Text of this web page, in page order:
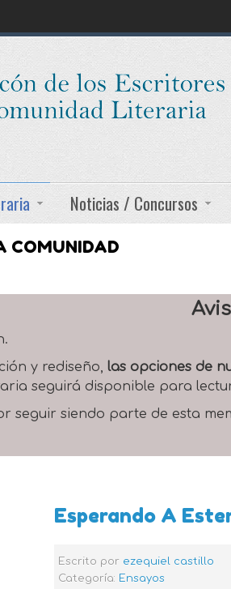
Noticias / Concursos
COMUNIDAD
y rediseño, las opciones de
seguirá disponible para
seguir siendo parte de esta
Esperando A
Escrito por ezequiel castillo
Categoría: Ensayos